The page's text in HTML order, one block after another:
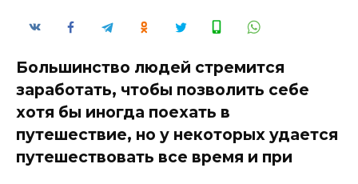
Большинство людей стремится
заработать, чтобы позволить себе
хотя бы иногда поехать в
путешествие, но у некоторых удается
путешествовать все время и при